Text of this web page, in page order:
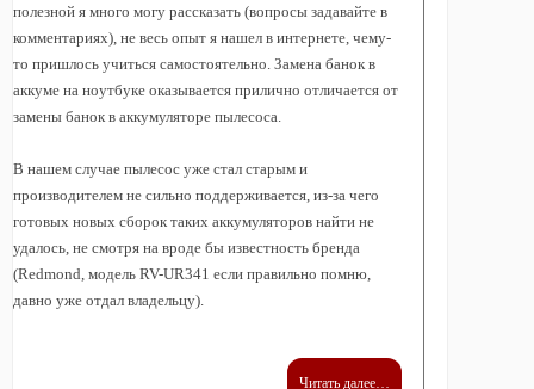
полезной я много могу рассказать (вопросы задавайте в
комментариях), не весь опыт я нашел в интернете, чему-
то пришлось учиться самостоятельно. Замена банок в
аккуме на ноутбуке оказывается прилично отличается от
замены банок в аккумуляторе пылесоса.
В нашем случае пылесос уже стал старым и
производителем не сильно поддерживается, из-за чего
готовых новых сборок таких аккумуляторов найти не
удалось, не смотря на вроде бы известность бренда
(Redmond, модель RV-UR341 если правильно помню,
давно уже отдал владельцу).
Читать далее…